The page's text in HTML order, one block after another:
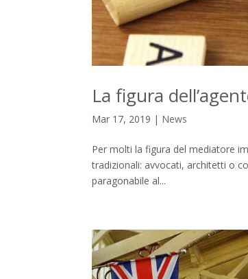
La figura
Mar 17, 2019 | News
Per molti la figura del mediatore
tradizionali: avvocati, architetti o
paragonabile al...